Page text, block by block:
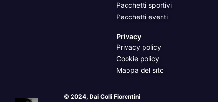
Pacchetti sportivi
Pacchetti eventi
Privacy
Privacy policy
Cookie policy
Mappa del sito
© 2024, Dai Colli Fiorentini